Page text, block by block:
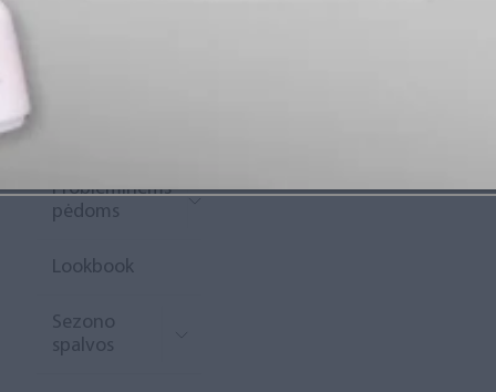
Probleminėms
pėdoms
Lookbook
Sezono
spalvos